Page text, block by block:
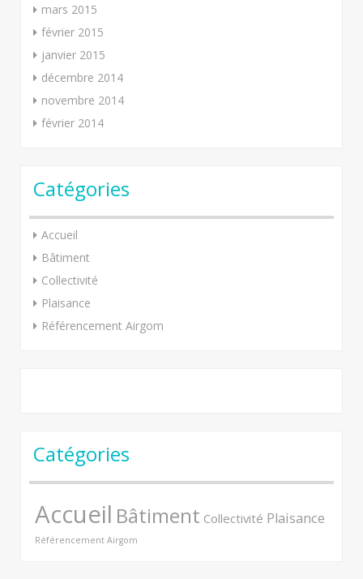
mars 2015
février 2015
janvier 2015
décembre 2014
novembre 2014
février 2014
Catégories
Accueil
Bâtiment
Collectivité
Plaisance
Référencement Airgom
Catégories
Accueil Bâtiment Collectivité Plaisance
Référencement Airgom